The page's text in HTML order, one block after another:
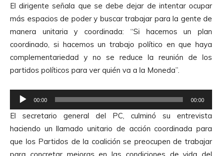
t
o
r
d
e
A
u
i
o
El dirigente señala que se debe dejar de intentar ocupar
más espacios de poder y buscar trabajar para la gente de
manera unitaria y coordinada: “Si hacemos un plan
coordinado, si hacemos un trabajo político en que haya
complementariedad y no se reduce la reunión de los
partidos políticos para ver quién va a la Moneda”.
e
p
r
o
00:00 00:00
El secretario general del PC, culminó su entrevista
haciendo un llamado unitario de acción coordinada para
que los Partidos de la coalición se preocupen de trabajar
para concretar mejoras en las condiciones de vida del